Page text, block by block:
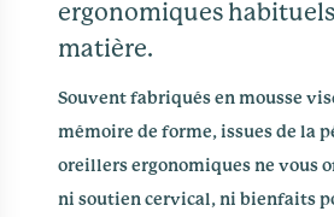
ergonomiques
matière.
Souvent fabriqués en mousse
mémoire de forme, issues de la
oreillers ergonomiques ne vous
ni soutien cervical, ni bienfaits